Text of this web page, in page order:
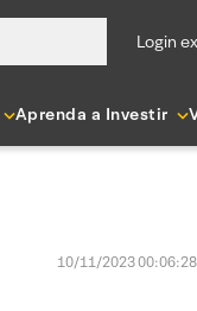
login
Aprenda a Investir
10/11/2023